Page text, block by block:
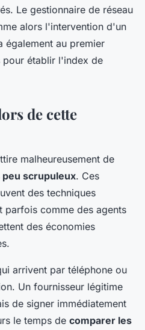
Le gestionnaire de réseau
alors l'intervention d'un
également au premier
pour établir l'index de
de cette
malheureusement de
scrupuleux. Ces
des techniques
parfois comme des agents
des économies
arrivent par téléphone ou
Un fournisseur légitime
de signer immédiatement
le temps de comparer les